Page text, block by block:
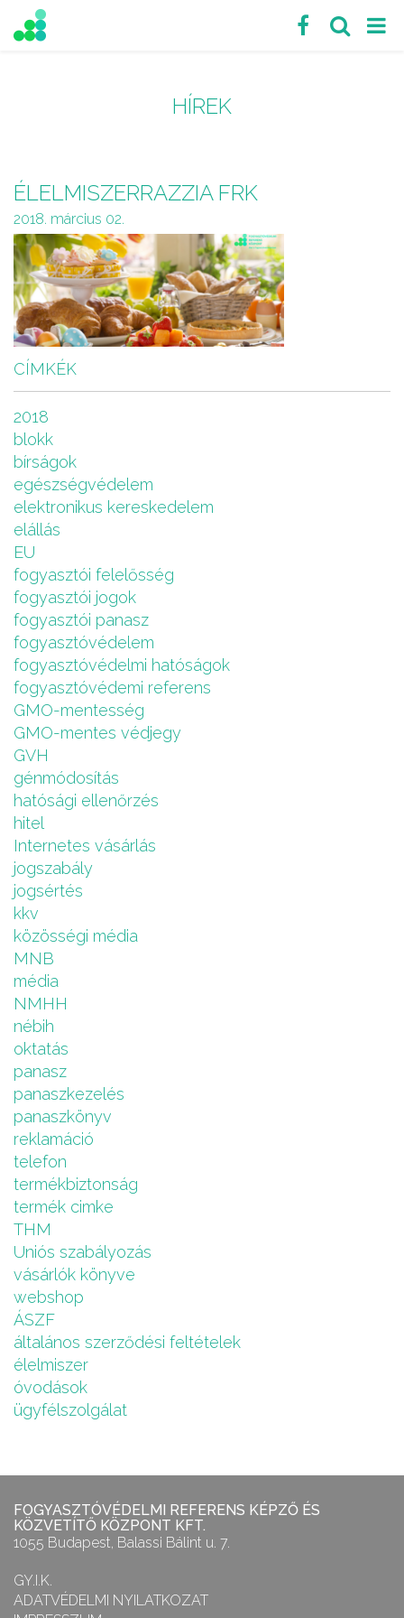
HÍREK
ÉLELMISZERRAZZIA FRK
2018. március 02.
CÍMKÉK
2018
blokk
bírságok
egészségvédelem
elektronikus kereskedelem
elállás
EU
fogyasztói felelősség
fogyasztói jogok
fogyasztói panasz
fogyasztóvédelem
fogyasztóvédelmi hatóságok
fogyasztóvédemi referens
GMO-mentesség
GMO-mentes védjegy
GVH
génmódosítás
hatósági ellenőrzés
hitel
Internetes vásárlás
jogszabály
jogsértés
kkv
közösségi média
MNB
média
NMHH
nébih
oktatás
panasz
panaszkezelés
panaszkönyv
reklamáció
telefon
termékbiztonság
termék cimke
THM
Uniós szabályozás
vásárlók könyve
webshop
ÁSZF
általános szerződési feltételek
élelmiszer
óvodások
ügyfélszolgálat
FOGYASZTÓVÉDELMI REFERENS KÉPZŐ ÉS
KÖZVETÍTŐ KÖZPONT KFT.
1055 Budapest, Balassi Bálint u. 7.
GY.I.K.
ADATVÉDELMI NYILATKOZAT